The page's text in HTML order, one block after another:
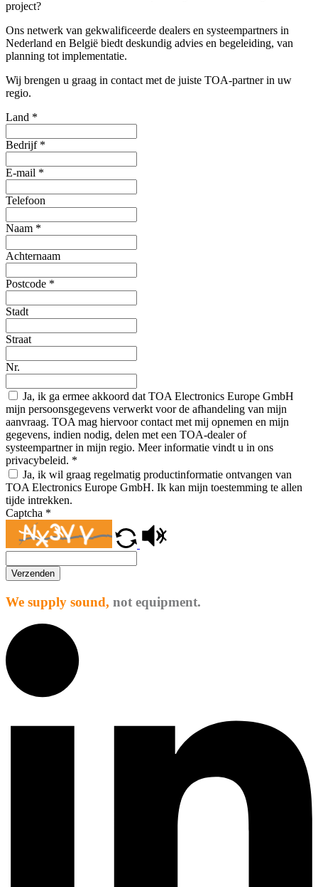
project?
Ons netwerk van gekwalificeerde dealers en systeempartners in
Nederland en België biedt deskundig advies en begeleiding, van
planning tot implementatie.
Wij brengen u graag in contact met de juiste TOA-partner in uw
regio.
Land *
Bedrijf *
E-mail *
Telefoon
Naam *
Achternaam
Postcode *
Stadt
Straat
Nr.
Ja, ik ga ermee akkoord dat TOA Electronics Europe GmbH
mijn persoonsgegevens verwerkt voor de afhandeling van mijn
aanvraag. TOA mag hiervoor contact met mij opnemen en mijn
gegevens, indien nodig, delen met een TOA-dealer of
systeempartner in mijn regio. Meer informatie vindt u in ons
privacybeleid. *
Ja, ik wil graag regelmatig productinformatie ontvangen van
TOA Electronics Europe GmbH. Ik kan mijn toestemming te allen
tijde intrekken.
Captcha *
Verzenden
We supply sound, not equipment.